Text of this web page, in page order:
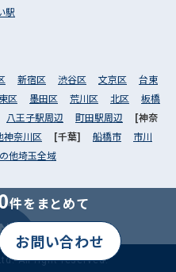
件をまとめて
お問い合わせ
駅
新宿区 渋谷区 文京区
台東
区 墨田区 荒川区 北区
板橋
八王子駅周辺 町田駅周辺
[神奈
神奈川区 [千葉] 船橋市
市川
他埼玉全域
All right reserved.